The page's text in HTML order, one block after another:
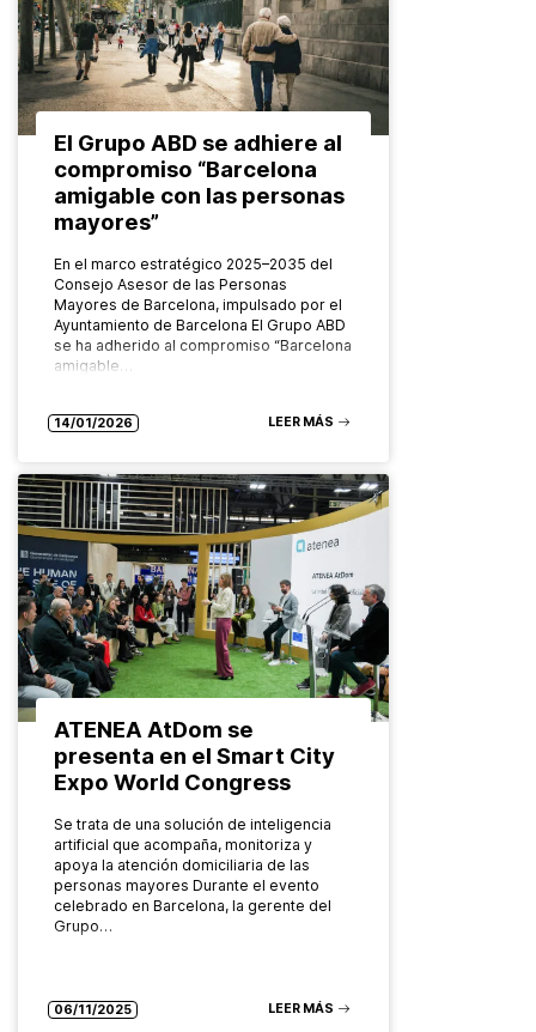
El Grupo ABD se adhiere al
compromiso “Barcelona
amigable con las personas
mayores”
En el marco estratégico 2025–2035 del
Consejo Asesor de las Personas
Mayores de Barcelona, impulsado por el
Ayuntamiento de Barcelona El Grupo ABD
se ha adherido al compromiso “Barcelona
amigable…
14/01/2026 LEER MÁS
ATENEA AtDom se
presenta en el Smart City
Expo World Congress
Se trata de una solución de inteligencia
artificial que acompaña, monitoriza y
apoya la atención domiciliaria de las
personas mayores Durante el evento
celebrado en Barcelona, la gerente del
Grupo…
06/11/2025 LEER MÁS